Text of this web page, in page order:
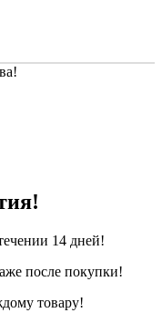
14 дней!
после покупки!
товару!